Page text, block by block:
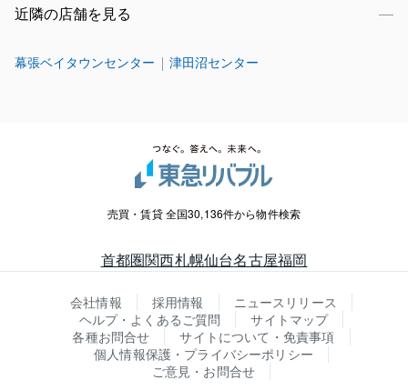
近隣の店舗を見る
幕張ベイタウンセンター 津田沼センター
売買・賃貸 全国30,136件から物件検索
首都圏関西札幌仙台名古屋福岡
会社情報 採用情報
ニュースリリース
ヘルプ・よくあるご質問
サイトマップ
各種お問合せ
サイトについて・免責事項
個人情報保護・プライバシーポリシー
ご意見・お問合せ